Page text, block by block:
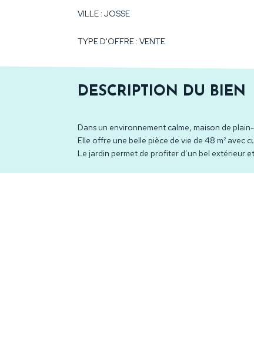
VILLE : JOSSE
TYPE D'OFFRE : VENTE
DESCRIPTION DU BIEN
Dans un environnement calme, maison de
Elle offre une belle pièce de vie de 48 m² avec
Le jardin permet de profiter d’un bel extérieur